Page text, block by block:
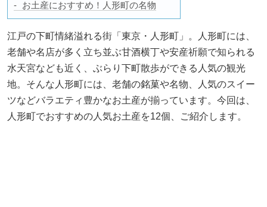
お土産におすすめ！人形町の名物
江戸の下町情緒溢れる街「東京・人形町」。人形町には、
老舗や名店が多く立ち並ぶ甘酒横丁や安産祈願で知られる
水天宮なども近く、ぶらり下町散歩ができる人気の観光
地。そんな人形町には、老舗の銘菓や名物、人気のスイー
ツなどバラエティ豊かなお土産が揃っています。今回は、
人形町でおすすめの人気お土産を12個、ご紹介します。